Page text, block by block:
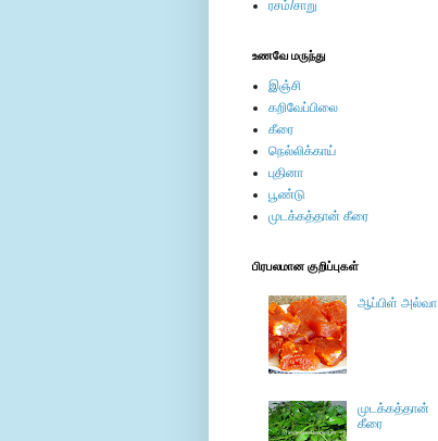
ரசம்/சாறு
உணவே மருந்து
இஞ்சி
கறிவேப்பிலை
கீரை
நெல்லிக்காய்
புதினா
பூண்டு
முடக்கத்தான் கீரை
பிரபலமான குறிப்புகள்
ஆப்பிள் அல்வா
முடக்கத்தான்
கீரை